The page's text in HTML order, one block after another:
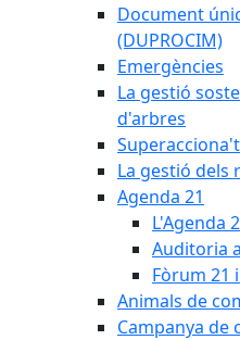
Document
(DUPROCIM)
Emergències
La gestió
d'arbres
Superacciona't
La gestió dels
Agenda 21
L'Agenda
Auditoria
Fòrum 21
Animals de
Campanya de